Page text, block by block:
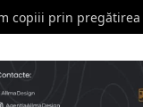
copiii prin